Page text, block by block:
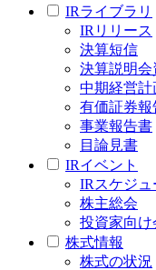
IRライブラリ
IRリリース
決算短信
決算説明会
中期経営計
有価証券報
事業報告書
目論見書
IRイベント
IRスケジュ
株主総会
投資家向け
株式情報
株式の状況